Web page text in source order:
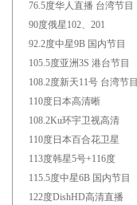
76.5度华人直播 台湾节目
90度俄星102、201
92.2度中星9B 国内节目
105.5度亚洲3S 港台节目
108.2度新天11号 台湾节目
110度日本高清晰
108.2Ku环宇卫视高清
110度日本百合花卫星
113度韩星5号+116度
115.5度中星6B 国内节目
122度DishHD高清直播